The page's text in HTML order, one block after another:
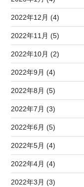
2022年12月 (4)
2022年11月 (5)
2022年10月 (2)
2022年9月 (4)
2022年8月 (5)
2022年7月 (3)
2022年6月 (5)
2022年5月 (4)
2022年4月 (4)
2022年3月 (3)